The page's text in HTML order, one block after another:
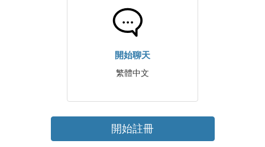
開始聊天
繁體中文
開始註冊